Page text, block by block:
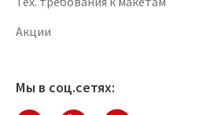
Акции
Мы в соц.сетях: